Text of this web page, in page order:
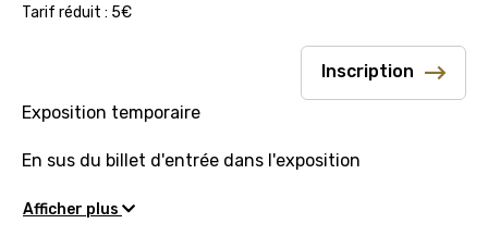
Tarif réduit : 5€
Inscription
Exposition temporaire
En sus du billet d'entrée dans l'exposition
Afficher plus